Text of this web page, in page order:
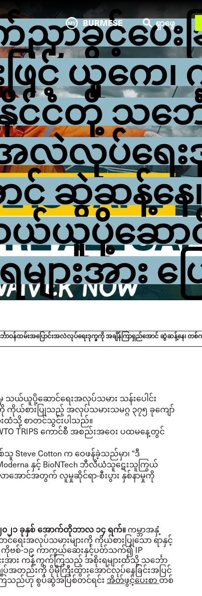
ခွင့်ပေးခ
င့် ယူကေ၊ ဂ
င်ငံတို့ သင်္ဘ
အလဲလုပ်ရေ
င် ဆွဲဆန့်နေ
ယ်ယူပို့ဆော
ားအား ပြ
BURMESE ရှာဖွေ
န်ထမ်းအပြောင်းအလဲလုပ်ရေးဒုက္ခကို အချိန်ကြာရှည်အောင် ဆွဲဆန့်နေ၊ တစ်
မှ သယ်ယူပို့ဆောင်ရေးအလုပ်သမား သန်းပေါင်း
ကိုယ်စားပြုသည့် အလုပ်သမားသမဂ္ဂ ၃၇၅ ခုကျော်
ထံသို့ စာတင်သွင်းပါသည်။
TRIPS ကောင်စီ အစည်းအဝေး ပထမနေ့တွင်
သူSteve Cotton က ဝေဖန်ခဲ့သည်မှာ၊ “ဒီ
နှင့် BioNTech ဘီလီယံသူဋေးသူကြွယ်
ာအောင်အတွက် လူမှုဆိုင်ရာ-စီးပွား နှစ်နာမှုကို
၀၂၁ ခုနှစ် အောက်တိုဘာလ ၁၄ ရက်။ ကမ္ဘာအနှံ့
င်ရေးအလုပ်သမားများကို ကိုယ်စားပြုသော ရာနှင့်
ကိုဗစ်-၁၉ ကာကွယ်ဆေးနှင့်ပတ်သက်၍ IP
းအား ကန့်ကွက်ကြသည့် အစိုးရများထံသို့ သင်္ဘော
အတည်းကို ပိုမိုကြီးထွားအောင်လုပ်နေခြင်းအပြင်
ကြသည်ဟု စွပ်ဆွဲအပြစ်တင်ရင်း အိတ်ဖွင့်ပေးစာ တစ်